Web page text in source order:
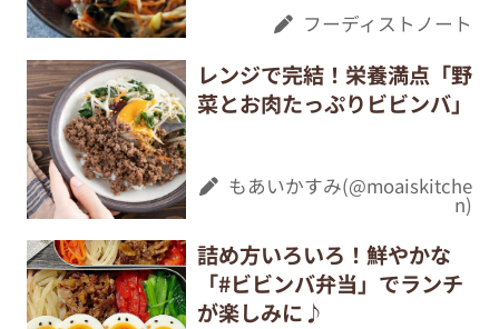
フーディストノート
レンジで完結！栄養満点「野
菜とお肉たっぷりビビンバ」
もあいかすみ(@moaiskitche
n)
詰め方いろいろ！鮮やかな
「#ビビンバ弁当」でランチ
が楽しみに♪